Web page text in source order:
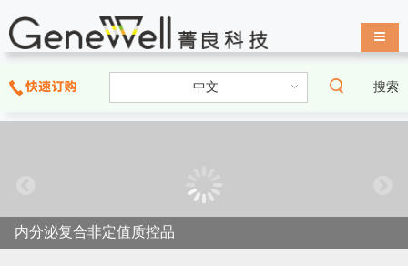
搜索
导航
内分泌复合非定值质控品